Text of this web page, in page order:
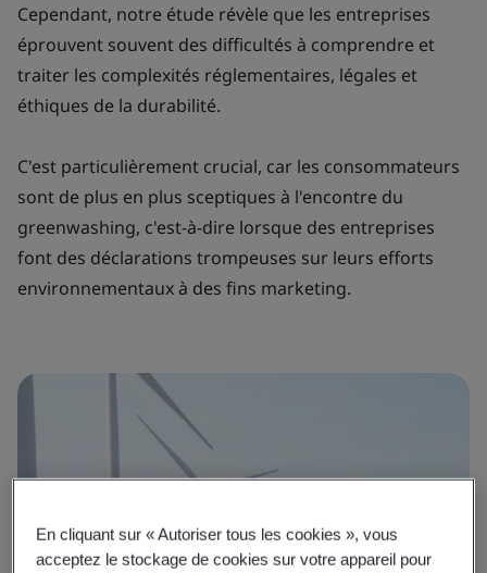
Cependant, notre étude révèle que les entreprises
éprouvent souvent des difficultés à comprendre et
traiter les complexités réglementaires, légales et
éthiques de la durabilité.
C'est particulièrement crucial, car les consommateurs
sont de plus en plus sceptiques à l'encontre du
greenwashing, c'est-à-dire lorsque des entreprises
font des déclarations trompeuses sur leurs efforts
environnementaux à des fins marketing.
En cliquant sur « Autoriser tous les cookies », vous
acceptez le stockage de cookies sur votre appareil pour